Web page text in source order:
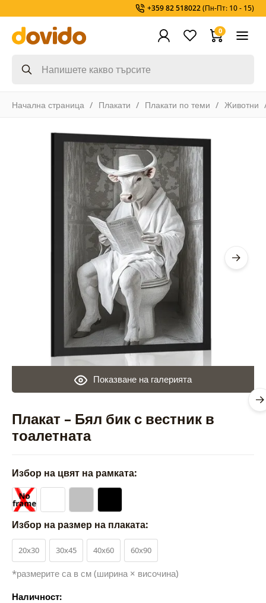
+359 82 518022(Пн-Пт: 10 - 15)
0
Начална страница Плакати Плакати по теми Животни
Плакат – Бял бик с вестник в
тоалетната
Показване на галерията
Избор на цвят на рамката:
Избор на размер на плаката:
20x30 30x45 40x60 60x90
*размерите са в см (ширина × височина)
Наличност: